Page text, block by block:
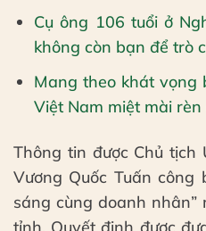
Cụ ông 106 tuổi ở
không còn bạn để trò
Mang theo khát vọng
Việt Nam miệt mài
Thông tin được Chủ tịch
Vương Quốc Tuấn công
sáng cùng doanh
tỉnh. Quyết định được